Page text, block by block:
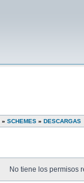
» SCHEMES » DESCARGAS
No tiene los permisos